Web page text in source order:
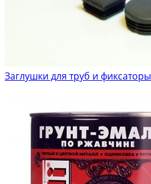
Заглушки для труб и фиксаторы